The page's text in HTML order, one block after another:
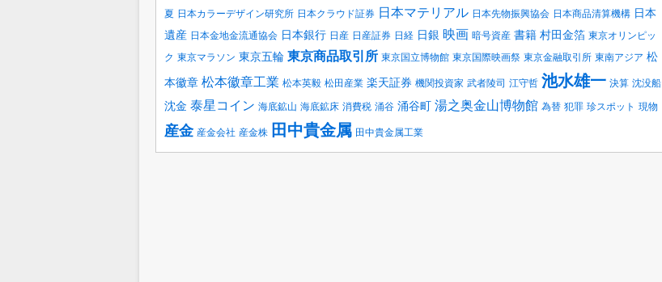
夏 日本カラーデザイン研究所 日本クラウド証券 日本マテリアル 日本先物振興協会 日本商品清算機構 日本
遺産 日本金地金流通協会 日本銀行 日産 日産証券 日経 日銀 映画 暗号資産 書籍 村田金箔 東京オリンピッ
ク 東京マラソン 東京五輪 東京商品取引所 東京国立博物館 東京国際映画祭 東京金融取引所 東南アジア 松
本徽章 松本徽章工業 松本英毅 松田産業 楽天証券 機関投資家 武者陵司 江守哲 池水雄一 決算 沈没船
沈金 泰星コイン 海底鉱山 海底鉱床 消費税 涌谷 涌谷町 湯之奥金山博物館 為替 犯罪 珍スポット 現物
産金 産金会社 産金株 田中貴金属 田中貴金属工業